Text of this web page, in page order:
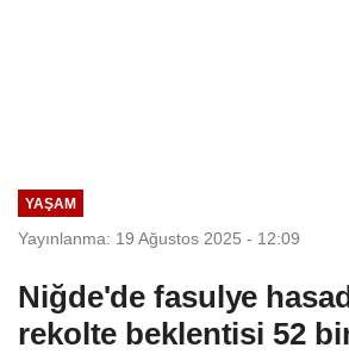
YAŞAM
Yayınlanma: 19 Ağustos 2025 - 12:09
Niğde'de fasulye
rekolte beklentisi 52